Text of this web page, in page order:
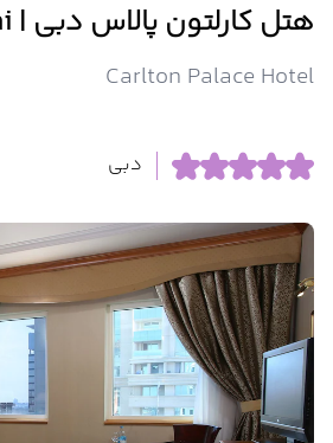
هتل کارلتون پالاس دبی | Carlton Palace Hotel Dubai
Carlton Palace Hotel
دبی